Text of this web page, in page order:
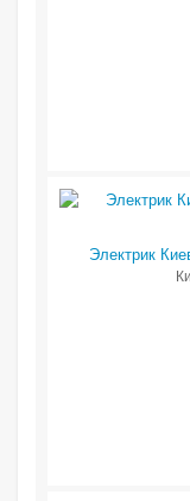
Электрик